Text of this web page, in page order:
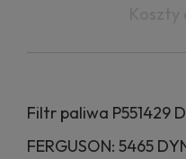
Filtr paliwa P551429
FERGUSON: 5465